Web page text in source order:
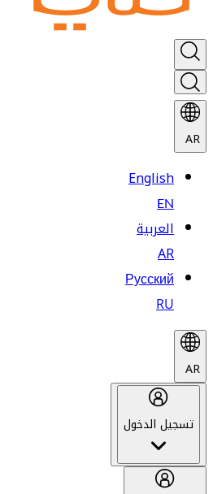
AR
English
EN
العربية
AR
Русский
RU
AR
تسجيل الدخول